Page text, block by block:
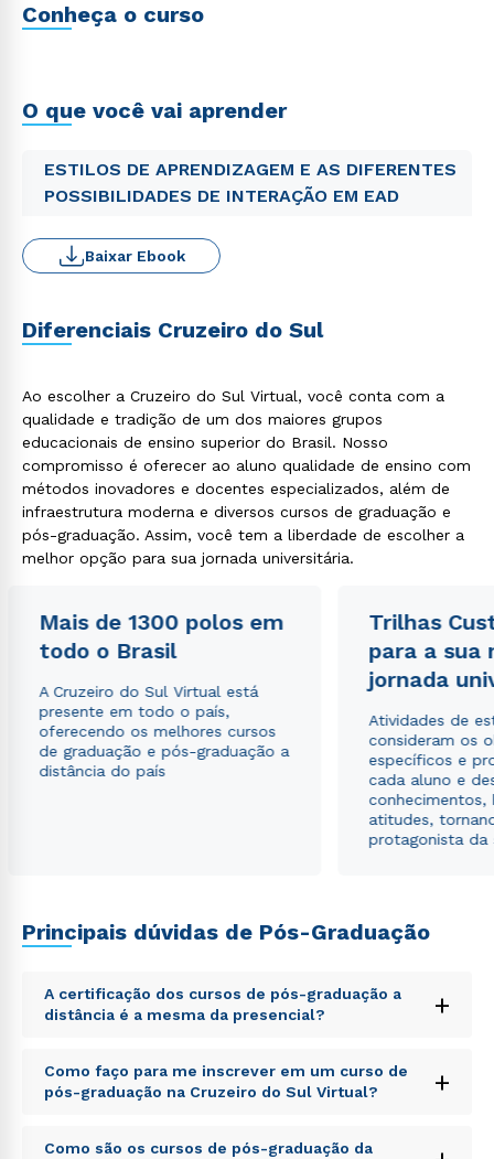
Conheça o curso
O que você vai aprender
ESTILOS DE APRENDIZAGEM E AS DIFERENTES
POSSIBILIDADES DE INTERAÇÃO EM EAD
Baixar Ebook
Diferenciais Cruzeiro do Sul
Ao escolher a Cruzeiro do Sul Virtual, você conta com a
qualidade e tradição de um dos maiores grupos
educacionais de ensino superior do Brasil. Nosso
compromisso é oferecer ao aluno qualidade de ensino com
métodos inovadores e docentes especializados, além de
infraestrutura moderna e diversos cursos de graduação e
pós-graduação. Assim, você tem a liberdade de escolher a
melhor opção para sua jornada universitária.
Mais de 1300 polos em
todo o Brasil
A Cruzeiro do Sul Virtual está
presente em todo o país,
oferecendo os melhores cursos
de graduação e pós-graduação a
distância do país
Trilhas
para a sua
jornada
Atividades de
consideram os
específicos e
cada aluno e
conhecimentos,
atitudes,
protagonista da
Principais dúvidas de Pós-Graduação
A certificação dos cursos de pós-graduação a
distância é a mesma da presencial?
+
Sed ut perspiciatis unde omnis iste natus error sit
voluptatem accusantium doloremque laudantium,
totam rem aperiam, eaque ipsa quae ab illo inventore
explicabo. Nemo enim ipsam voluptatem quia
Como faço para me inscrever em um curso de
pós-graduação na Cruzeiro do Sul Virtual?
+
Sed ut perspiciatis unde omnis iste natus error sit
Como são os cursos de pós-graduação da
WhatsApp
ou